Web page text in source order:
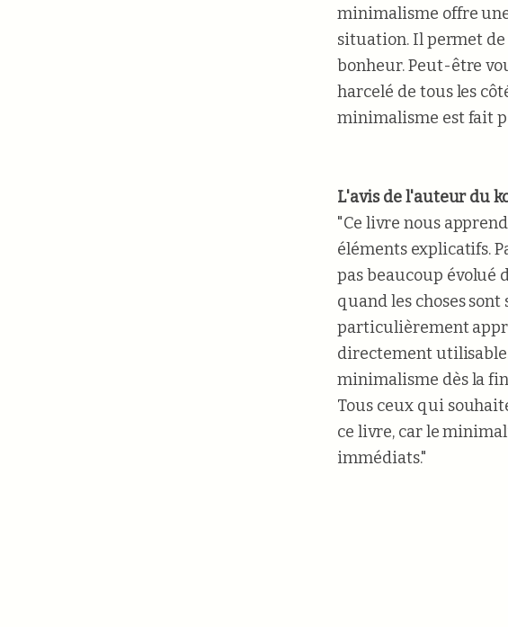
minimalisme offre
situation. Il permet
bonheur. Peut-être
harcelé de tous les
minimalisme est fait
L'avis de l'auteur du
"Ce livre nous
éléments explicatifs.
pas beaucoup évolué
quand les choses sont
particulièrement
directement
minimalisme dès la
Tous ceux qui
ce livre, car le
immédiats."